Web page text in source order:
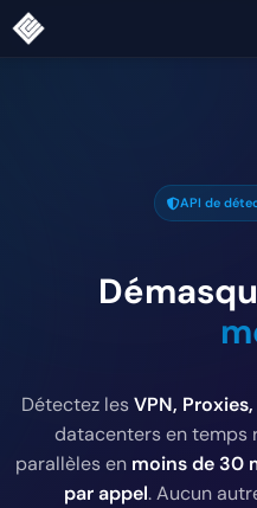
API de
Détectez lesVPN,
datacenters en temps
parallèles en moins de 30
par appel. Aucun